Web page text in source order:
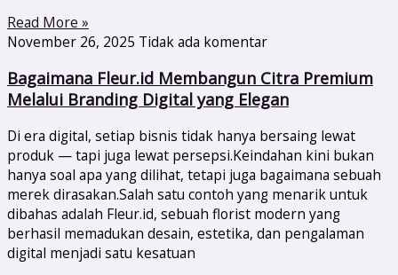
Read More »
November 26, 2025 Tidak ada komentar
Bagaimana Fleur.id Membangun Citra Premium
Melalui Branding Digital yang Elegan
Di era digital, setiap bisnis tidak hanya bersaing lewat
produk — tapi juga lewat persepsi.Keindahan kini bukan
hanya soal apa yang dilihat, tetapi juga bagaimana sebuah
merek dirasakan.Salah satu contoh yang menarik untuk
dibahas adalah Fleur.id, sebuah florist modern yang
berhasil memadukan desain, estetika, dan pengalaman
digital menjadi satu kesatuan